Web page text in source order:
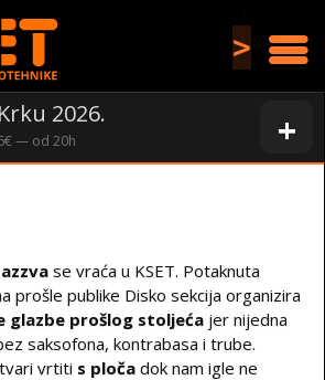
>
+
2026.
— od 20h
se vraća u KSET. Potaknuta
prošle publike Disko sekcija organizira
glazbe prošlog stoljeća jer nijedna
saksofona, kontrabasa i trube.
vrtiti s ploča dok nam igle ne